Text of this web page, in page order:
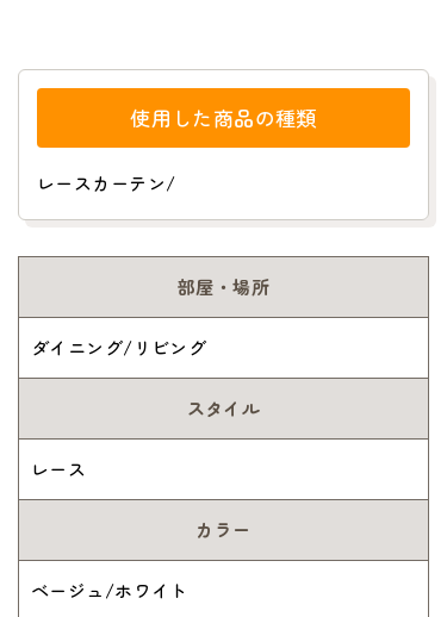
使用した商品の種類
レースカーテン/
部屋・場所
ダイニング/リビング
スタイル
レース
カラー
ベージュ/ホワイト